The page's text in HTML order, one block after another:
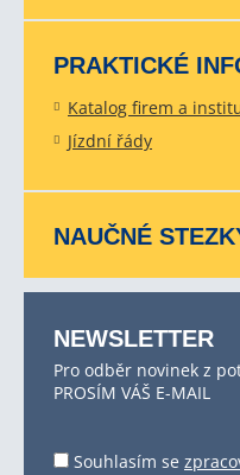
PRAKTICKÉ
Katalog firem a
Jízdní řády
NAUČNÉ
NEWSLETTER
Pro odběr novinek z
PROSÍM VÁŠ E-MAIL
Souhlasím se